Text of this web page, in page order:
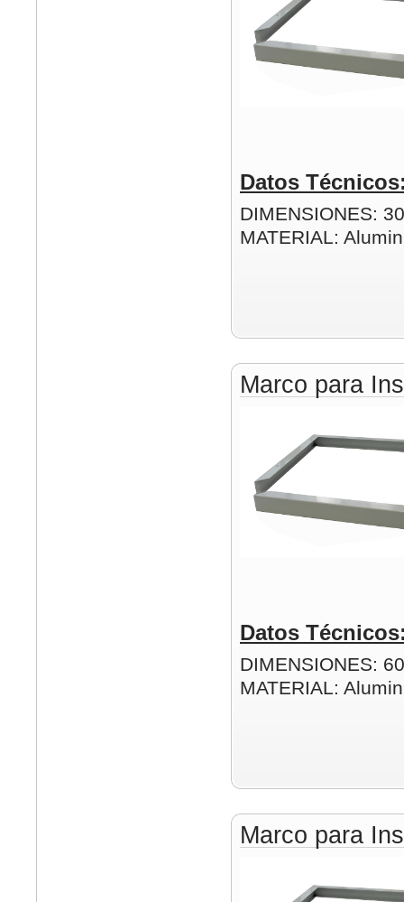
Datos
DIMENSIONES:
MATERIAL:
Marco para
Datos
DIMENSIONES:
MATERIAL:
Marco para